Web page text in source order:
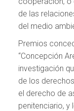
de las
del medio
Premios
“Concepción
investigación
de los
el derecho de
penitenciario, y